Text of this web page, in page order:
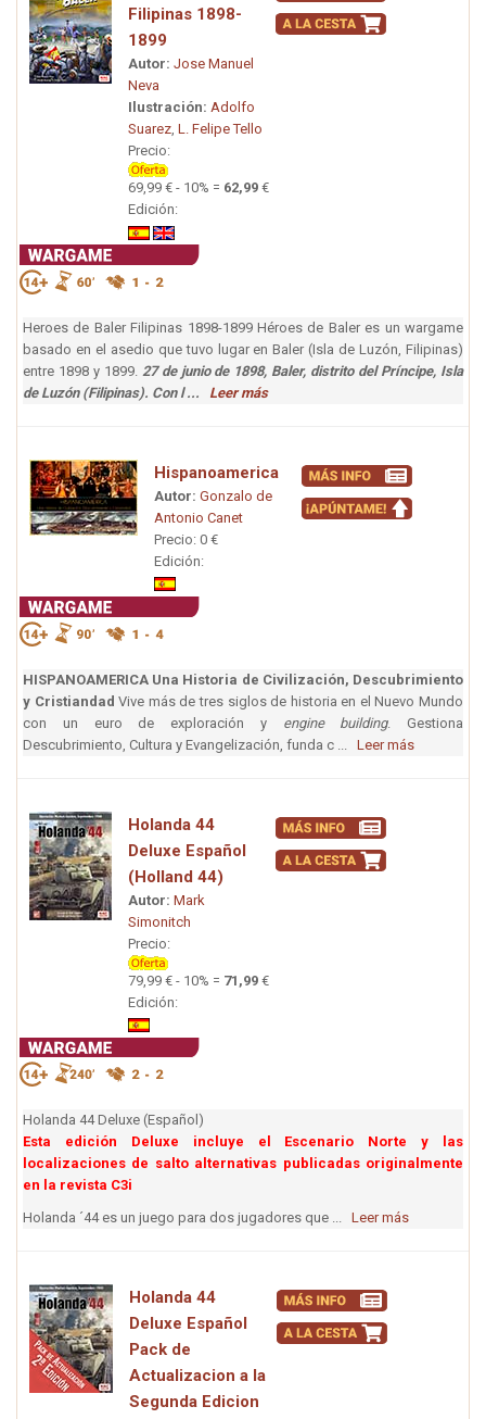
Filipinas 1898-
1899
Autor: Jose Manuel
Neva
Ilustración: Adolfo
Suarez, L. Felipe Tello
Precio:
69,99 € - 10% = 62,99 €
Edición:
Heroes de Baler Filipinas 1898-1899 Héroes de Baler es un wargame
basado en el asedio que tuvo lugar en Baler (Isla de Luzón, Filipinas)
entre 1898 y 1899. 27 de junio de 1898, Baler, distrito del Príncipe, Isla
de Luzón (Filipinas). Con l ... Leer más
Hispanoamerica
Autor: Gonzalo de
Antonio Canet
Precio: 0 €
Edición:
HISPANOAMERICA Una Historia de Civilización, Descubrimiento
y Cristiandad Vive más de tres siglos de historia en el Nuevo Mundo
con un euro de exploración y engine building. Gestiona
Descubrimiento, Cultura y Evangelización, funda c ... Leer más
Holanda 44
Deluxe Español
(Holland 44)
Autor: Mark
Simonitch
Precio:
79,99 € - 10% = 71,99 €
Edición:
Holanda 44 Deluxe (Español)
Esta edición Deluxe incluye el Escenario Norte y las
localizaciones de salto alternativas publicadas originalmente
en la revista C3i
Holanda ´44 es un juego para dos jugadores que ... Leer más
Holanda 44
Deluxe Español
Pack de
Actualizacion a la
Segunda Edicion